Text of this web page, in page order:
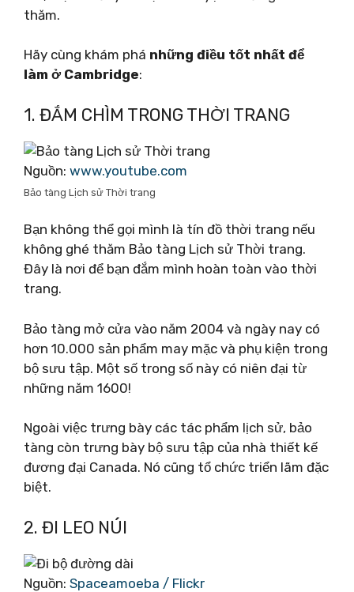
thăm.
Hãy cùng khám phá những điều tốt nhất để
làm ở Cambridge:
1. ĐẮM CHÌM TRONG THỜI TRANG
Nguồn: www.youtube.com
Bảo tàng Lịch sử Thời trang
Bạn không thể gọi mình là tín đồ thời trang nếu
không ghé thăm Bảo tàng Lịch sử Thời trang.
Đây là nơi để bạn đắm mình hoàn toàn vào thời
trang.
Bảo tàng mở cửa vào năm 2004 và ngày nay có
hơn 10.000 sản phẩm may mặc và phụ kiện trong
bộ sưu tập. Một số trong số này có niên đại từ
những năm 1600!
Ngoài việc trưng bày các tác phẩm lịch sử, bảo
tàng còn trưng bày bộ sưu tập của nhà thiết kế
đương đại Canada. Nó cũng tổ chức triển lãm đặc
biệt.
2. ĐI LEO NÚI
Nguồn: Spaceamoeba / Flickr